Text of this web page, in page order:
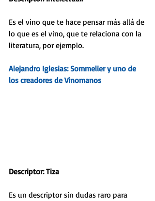
Es el vino que te hace pensar más allá de
lo que es el vino, que te relaciona con la
literatura, por ejemplo.
Alejandro Iglesias: Sommelier y uno de
los creadores de Vinomanos
Descriptor: Tiza
Es un descriptor sin dudas raro para